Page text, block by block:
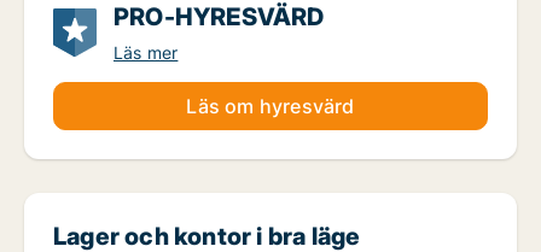
PRO-HYRESVÄRD
Läs mer
Läs om hyresvärd
Lager och kontor i bra läge